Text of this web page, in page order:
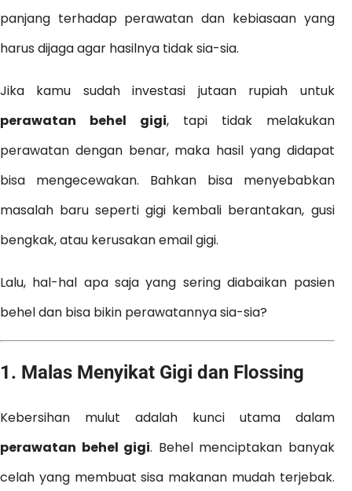
panjang terhadap perawatan dan kebiasaan yang
harus dijaga agar hasilnya tidak sia-sia.
Jika kamu sudah investasi jutaan rupiah untuk
perawatan behel gigi, tapi tidak melakukan
perawatan dengan benar, maka hasil yang didapat
bisa mengecewakan. Bahkan bisa menyebabkan
masalah baru seperti gigi kembali berantakan, gusi
bengkak, atau kerusakan email gigi.
Lalu, hal-hal apa saja yang sering diabaikan pasien
behel dan bisa bikin perawatannya sia-sia?
1. Malas Menyikat Gigi dan Flossing
Kebersihan mulut adalah kunci utama dalam
perawatan behel gigi. Behel menciptakan banyak
celah yang membuat sisa makanan mudah terjebak.